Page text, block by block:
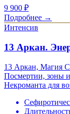
9 900 ₽
Подробнее →
Интенсив
13 Аркан.
13 Аркан, Магия
Посмертии, зоны
Некроманта для